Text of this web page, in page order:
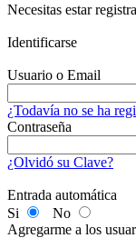
Necesitas estar
Identificarse
Usuario o Email
¿Todavía no se ha
Contraseña
¿Olvidó su Clave?
Entrada automática
Si
No
Agregarme a los